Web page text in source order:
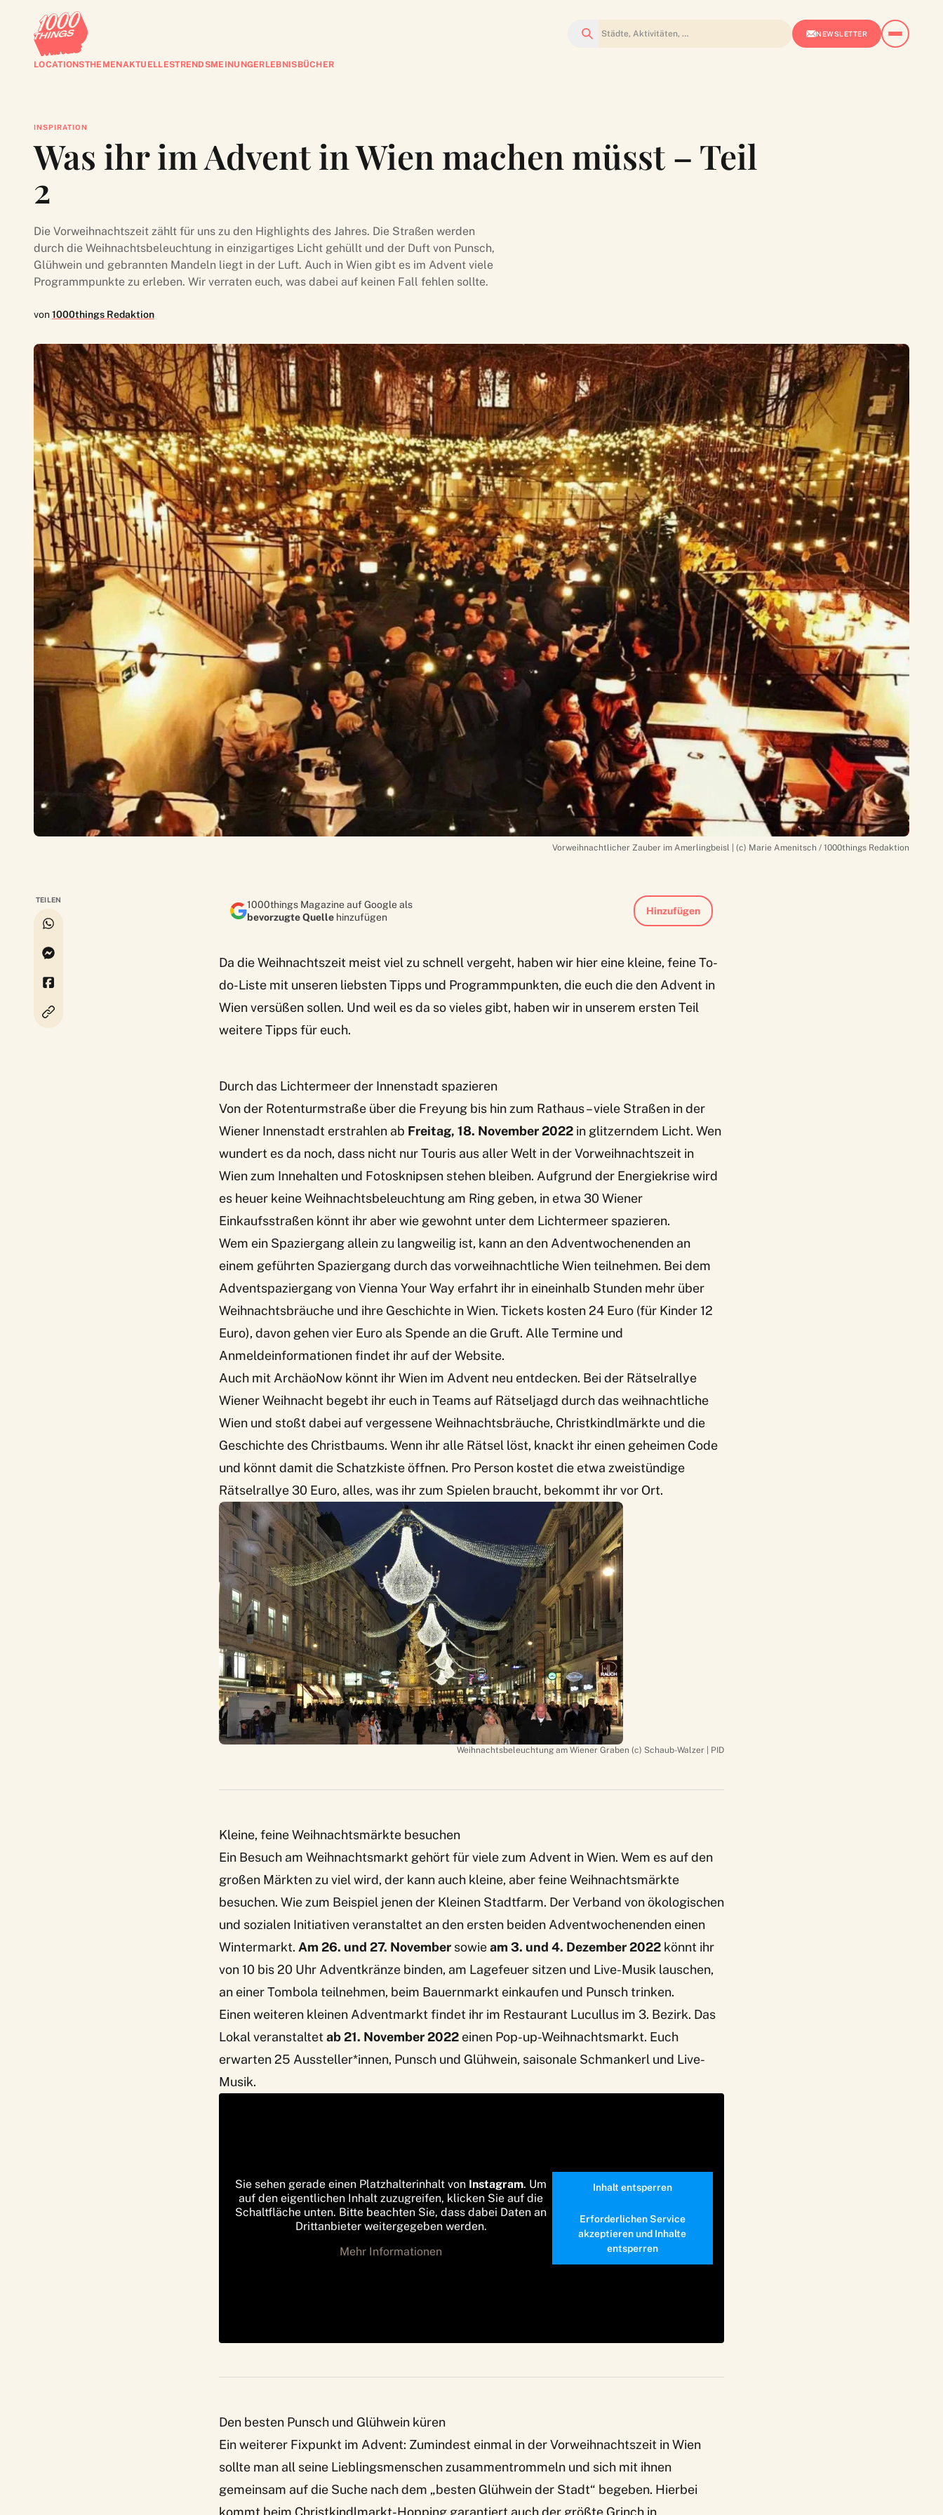
Suchen NEWSLETTER
LOCATIONSTHEMENAKTUELLESTRENDSMEINUNGERLEBNISBÜCHER
INSPIRATION
Was ihr im Advent in Wien machen müsst – Teil
2
Die Vorweihnachtszeit zählt für uns zu den Highlights des Jahres. Die Straßen werden
durch die Weihnachtsbeleuchtung in einzigartiges Licht gehüllt und der Duft von Punsch,
Glühwein und gebrannten Mandeln liegt in der Luft. Auch in Wien gibt es im Advent viele
Programmpunkte zu erleben. Wir verraten euch, was dabei auf keinen Fall fehlen sollte.
von1000things Redaktion
Vorweihnachtlicher Zauber im Amerlingbeisl | (c) Marie Amenitsch / 1000things Redaktion
TEILEN
1000things Magazine auf Google als
bevorzugte Quelle hinzufügen
Hinzufügen
Da die Weihnachtszeit meist viel zu schnell vergeht, haben wir hier eine kleine, feine To-
do-Liste mit unseren liebsten Tipps und Programmpunkten, die euch die den Advent in
Wien versüßen sollen. Und weil es da so vieles gibt, haben wir in unserem ersten Teil
weitere Tipps für euch.
Durch das Lichtermeer der Innenstadt spazieren
Von der Rotenturmstraße über die Freyung bis hin zum Rathaus – viele Straßen in der
Wiener Innenstadt erstrahlen ab Freitag, 18. November2022 in glitzerndem Licht. Wen
wundert es da noch, dass nicht nur Touris aus aller Welt in der Vorweihnachtszeit in
Wien zum Innehalten und Fotosknipsen stehen bleiben. Aufgrund der Energiekrise wird
es heuer keine Weihnachtsbeleuchtung am Ring geben, in etwa 30 Wiener
Einkaufsstraßen könnt ihr aber wie gewohnt unter dem Lichtermeer spazieren.
Wem ein Spaziergang allein zu langweilig ist, kann an den Adventwochenenden an
einem geführten Spaziergang durch das vorweihnachtliche Wien teilnehmen. Bei dem
Adventspaziergang vonVienna Your Way erfahrt ihr in eineinhalb Stunden mehr über
Weihnachtsbräuche und ihre Geschichte in Wien. Tickets kosten 24 Euro (für Kinder 12
Euro), davon gehen vier Euro als Spende an die Gruft. Alle Termine und
Anmeldeinformationen findet ihr auf der Website.
Auch mit ArchäoNow könnt ihr Wien im Advent neu entdecken. Bei der Rätselrallye
Wiener Weihnacht begebt ihr euch in Teams auf Rätseljagd durch das weihnachtliche
Wien und stoßt dabei auf vergessene Weihnachtsbräuche, Christkindlmärkte und die
Geschichte des Christbaums. Wenn ihr alle Rätsel löst, knackt ihr einen geheimen Code
und könnt damit die Schatzkiste öffnen. Pro Person kostet die etwa zweistündige
Rätselrallye 30 Euro, alles, was ihr zum Spielen braucht, bekommt ihr vor Ort.
Weihnachtsbeleuchtung am Wiener Graben (c) Schaub-Walzer | PID
Kleine, feine Weihnachtsmärkte besuchen
Ein Besuch am Weihnachtsmarkt gehört für viele zum Advent in Wien. Wem es auf den
großen Märkten zu viel wird, der kann auch kleine, aber feine Weihnachtsmärkte
besuchen. Wie zum Beispiel jenen der Kleinen Stadtfarm. Der Verband von ökologischen
und sozialen Initiativen veranstaltet an den ersten beiden Adventwochenenden einen
Wintermarkt. Am 26. und 27. November sowieam 3. und 4. Dezember 2022 könnt ihr
von 10 bis 20 Uhr Adventkränze binden, am Lagefeuer sitzen und Live-Musik lauschen,
an einer Tombola teilnehmen, beim Bauernmarkt einkaufen und Punsch trinken.
Einen weiteren kleinen Adventmarkt findet ihr im Restaurant Lucullus im 3. Bezirk. Das
Lokal veranstaltet ab 21. November 2022 einen Pop-up-Weihnachtsmarkt. Euch
erwarten 25 Aussteller*innen, Punsch und Glühwein, saisonale Schmankerl und Live-
Musik.
Sie sehen gerade einen Platzhalterinhalt von Instagram. Um
auf den eigentlichen Inhalt zuzugreifen, klicken Sie auf die
Schaltfläche unten. Bitte beachten Sie, dass dabei Daten an
Drittanbieter weitergegeben werden.
Mehr Informationen
Inhalt entsperren
Erforderlichen Service
akzeptieren und Inhalte
entsperren
Den besten Punsch und Glühwein küren
Ein weiterer Fixpunkt im Advent: Zumindest einmal in der Vorweihnachtszeit in Wien
sollte man all seine Lieblingsmenschen zusammentrommeln und sich mit ihnen
gemeinsam auf die Suche nach dem „besten Glühwein der Stadt“ begeben. Hierbei
kommt beim Christkindlmarkt-Hopping garantiert auch der größte Grinch in